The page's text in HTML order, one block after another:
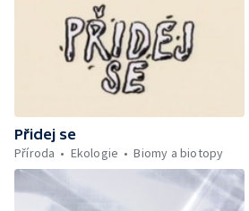
Přidej se
Příroda
Ekologie Biomy a biotopy